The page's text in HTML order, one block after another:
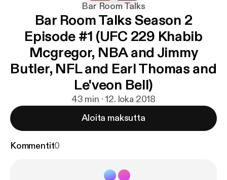
Bar Room Talks
Bar Room Talks Season 2
Episode #1 (UFC 229 Khabib
Mcgregor, NBA and Jimmy
Butler, NFL and Earl Thomas and
Le'veon Bell)
43 min · 12. loka 2018
Aloita maksutta
Kommentit0